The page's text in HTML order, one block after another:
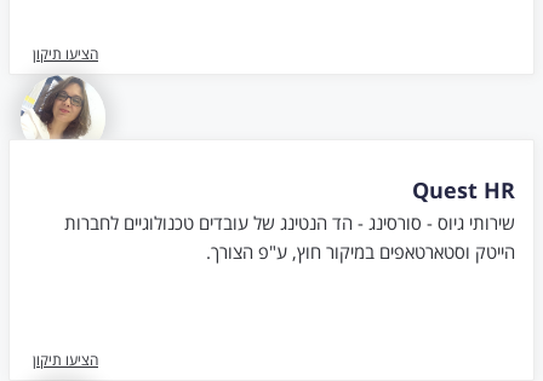
הציעו תיקון
Quest HR
שירותי גיוס - סורסינג - הד הנטינג של עובדים טכנולוגיים לחברות
הייטק וסטארטאפים במיקור חוץ, ע"פ הצורך.
הציעו תיקון